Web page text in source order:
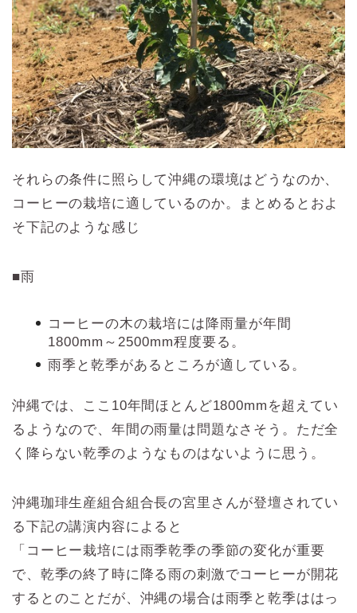
それらの条件に照らして沖縄の環境はどうなのか、
コーヒーの栽培に適しているのか。まとめるとおよ
そ下記のような感じ
■雨
コーヒーの木の栽培には降雨量が年間
1800mm～2500mm程度要る。
雨季と乾季があるところが適している。
沖縄では、ここ10年間ほとんど1800mmを超えてい
るようなので、年間の雨量は問題なさそう。ただ全
く降らない乾季のようなものはないように思う。
沖縄珈琲生産組合組合長の宮里さんが登壇されてい
る下記の講演内容によると
「コーヒー栽培には雨季乾季の季節の変化が重要
で、乾季の終了時に降る雨の刺激でコーヒーが開花
するとのことだが、沖縄の場合は雨季と乾季ははっ